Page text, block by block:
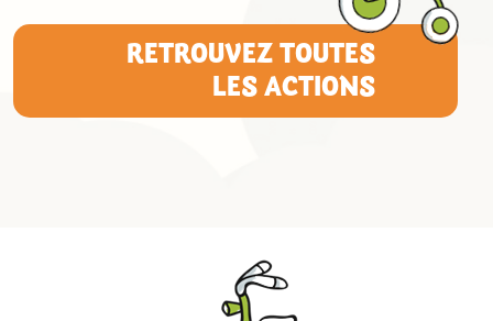
RETROUVEZ TOUTES
LES ACTIONS